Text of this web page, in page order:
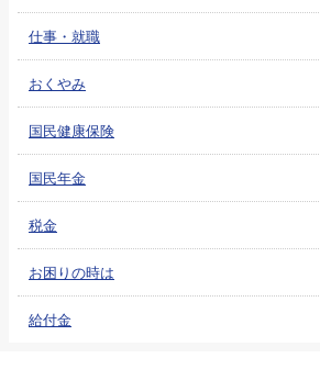
仕事・就職
おくやみ
国民健康保険
国民年金
税金
お困りの時は
給付金